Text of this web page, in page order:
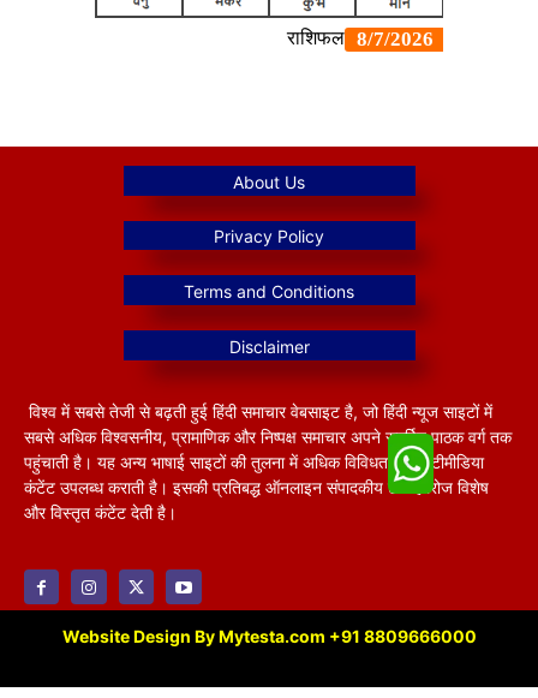
विश्व में सबसे तेजी से बढ़ती हुई हिंदी समाचार वेबसाइट है, जो हिंदी न्यूज साइटों में
सबसे अधिक विश्वसनीय, प्रामाणिक और निष्पक्ष समाचार अपने समर्पित पाठक वर्ग तक
पहुंचाती है। यह अन्य भाषाई साइटों की तुलना में अधिक विविधतापूर्ण मल्टीमीडिया
कंटेंट उपलब्ध कराती है। इसकी प्रतिबद्ध ऑनलाइन संपादकीय टीम हररोज विशेष
और विस्तृत कंटेंट देती है।
Website Design By Mytesta.com +91 8809666000